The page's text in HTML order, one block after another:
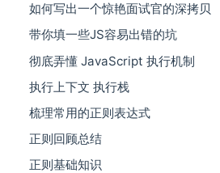
如何写出一个惊艳面试官的深拷贝
带你填一些JS容易出错的坑
彻底弄懂 JavaScript 执行机制
执行上下文 执行栈
梳理常用的正则表达式
正则回顾总结
正则基础知识